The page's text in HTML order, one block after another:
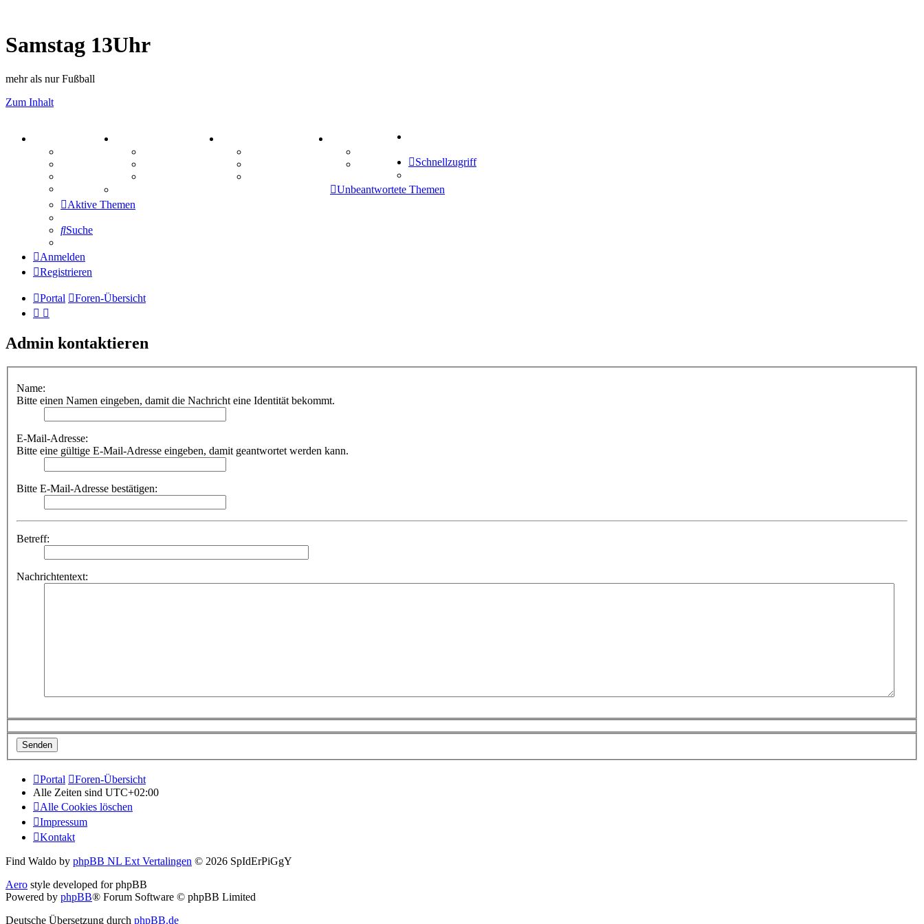
Samstag 13Uhr
mehr als nur Fußball
Zum Inhalt
Mastodon
Comunio
Schnellzugriff
Unbeantwortete Themen
Aktive Themen
Suche
Anmelden
Registrieren
Portal Foren-Übersicht
Admin kontaktieren
Name:
Bitte einen Namen eingeben, damit die Nachricht eine Identität bekommt.
E-Mail-Adresse:
Bitte eine gültige E-Mail-Adresse eingeben, damit geantwortet werden kann.
Bitte E-Mail-Adresse bestätigen:
Betreff:
Nachrichtentext:
Portal
Foren-Übersicht
Alle Zeiten sind UTC+02:00
Alle Cookies löschen
Impressum
Kontakt
Find Waldo by phpBB NL Ext Vertalingen © 2026 SpIdErPiGgY
Aero style developed for phpBB
Powered by phpBB® Forum Software © phpBB Limited
Deutsche Übersetzung durch phpBB.de